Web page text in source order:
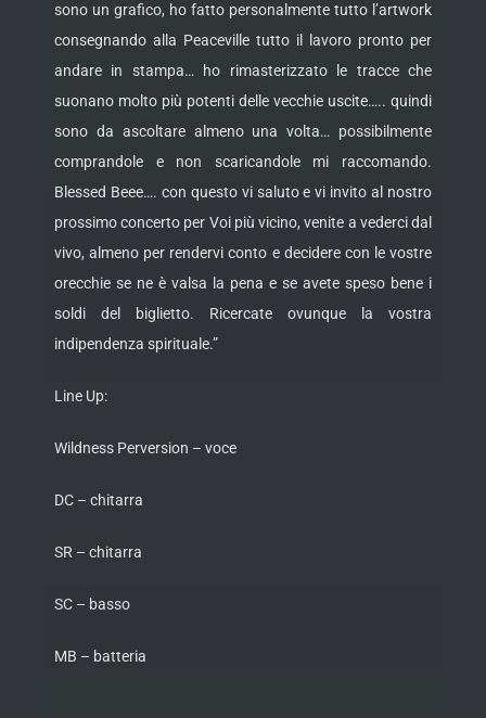
sono un grafico, ho fatto personalmente tutto l’artwork
consegnando alla Peaceville tutto il lavoro pronto per
andare in stampa… ho rimasterizzato le tracce che
suonano molto più potenti delle vecchie uscite….. quindi
sono da ascoltare almeno una volta… possibilmente
comprandole e non scaricandole mi raccomando.
Blessed Beee…. con questo vi saluto e vi invito al nostro
prossimo concerto per Voi più vicino, venite a vederci dal
vivo, almeno per rendervi conto e decidere con le vostre
orecchie se ne è valsa la pena e se avete speso bene i
soldi del biglietto. Ricercate ovunque la vostra
indipendenza spirituale.”
Line Up:
Wildness Perversion – voce
DC – chitarra
SR – chitarra
SC – basso
MB – batteria